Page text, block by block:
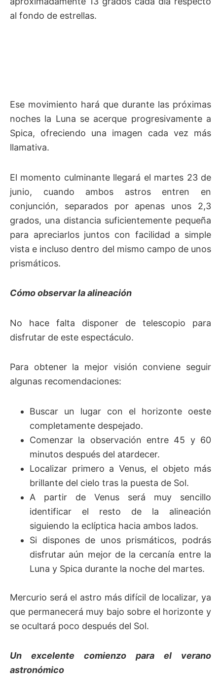
al fondo de estrellas.
Ese movimiento hará que durante las próximas
noches la Luna se acerque progresivamente a
Spica, ofreciendo una imagen cada vez más
llamativa.
El momento culminante llegará el martes 23 de
junio, cuando ambos astros entren en
conjunción, separados por apenas unos 2,3
grados, una distancia suficientemente pequeña
para apreciarlos juntos con facilidad a simple
vista e incluso dentro del mismo campo de unos
prismáticos.
Cómo observar la alineación
No hace falta disponer de telescopio para
disfrutar de este espectáculo.
Para obtener la mejor visión conviene seguir
algunas recomendaciones:
Buscar un lugar con el horizonte oeste
completamente despejado.
Comenzar la observación entre 45 y 60
minutos después del atardecer.
Localizar primero a Venus, el objeto más
brillante del cielo tras la puesta de Sol.
A partir de Venus será muy sencillo
identificar el resto de la alineación
siguiendo la eclíptica hacia ambos lados.
Si dispones de unos prismáticos, podrás
disfrutar aún mejor de la cercanía entre la
Luna y Spica durante la noche del martes.
Mercurio será el astro más difícil de localizar, ya
que permanecerá muy bajo sobre el horizonte y
se ocultará poco después del Sol.
Un excelente comienzo para el verano
astronómico